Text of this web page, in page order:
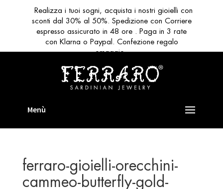
ferraro-gioielli-orecchini-
cammeo-butterfly-gold-
Realizza i tuoi sogni, acquista i nostri gioielli con
sconti dal 30% al 50%. Spedizione con Corriere
espresso assicurato in 48 ore . Paga in 3 rate
con Klarna o Paypal. Confezione regalo
omaggio